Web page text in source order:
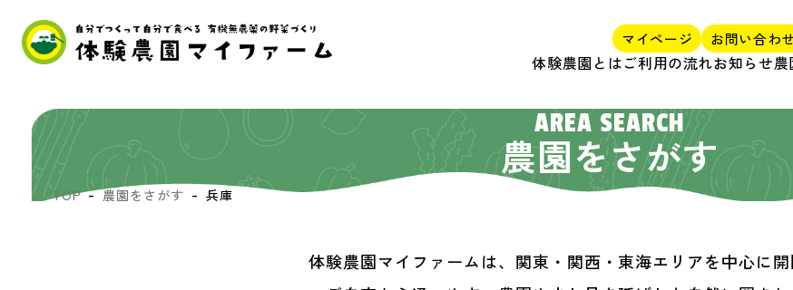
マイページ お問い合わ
体験農園とはご利用の流れお知らせ農
AREA SEARCH
農園をさがす
TOP 農園をさがす 兵庫
体験農園マイファームは、関東・関西・東海エリアを中心に開